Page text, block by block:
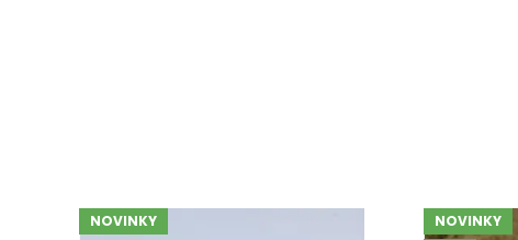
NOVINKY
NOVINKY